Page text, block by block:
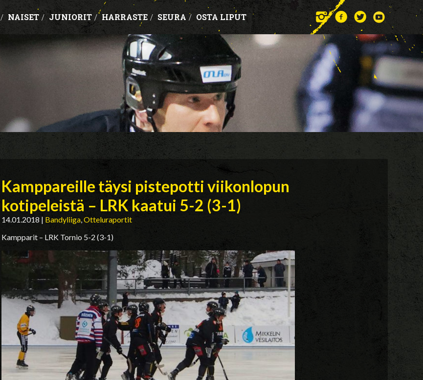
/ NAISET / JUNIORIT / HARRASTE / SEURA / OSTA LIPUT
Kamppareille täysi pistepotti viikonlopun
kotipeleistä – LRK kaatui 5-2 (3-1)
14.01.2018 | Bandyliiga,Otteluraportit
Kampparit – LRK Tornio 5-2 (3-1)